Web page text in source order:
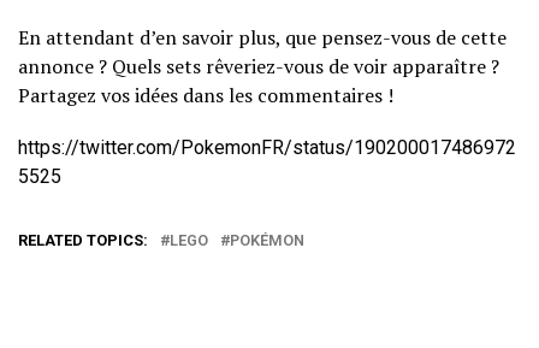
En attendant d’en savoir plus, que pensez-vous de cette
annonce ? Quels sets rêveriez-vous de voir apparaître ?
Partagez vos idées dans les commentaires !
https://twitter.com/PokemonFR/status/190200017486972
5525
RELATED TOPICS: LEGO POKÉMON